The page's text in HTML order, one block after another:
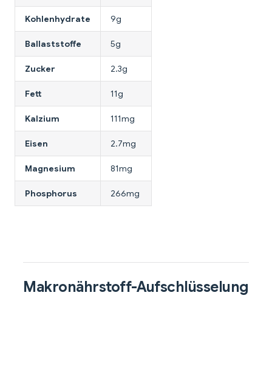
Kohlenhydrate 9g
Ballaststoffe 5g
Zucker 2.3g
Fett 11g
Kalzium 111mg
Eisen 2.7mg
Magnesium 81mg
Phosphorus 266mg
Makronährstoff-Aufschlüsselung